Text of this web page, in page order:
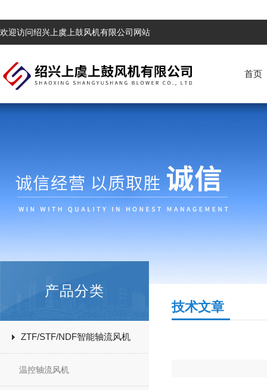
欢迎访问绍兴上虞上鼓风机有限公司网站
首页
产品分类
ZTF/STF/NDF智能轴流风机
温控轴流风机
技术文章